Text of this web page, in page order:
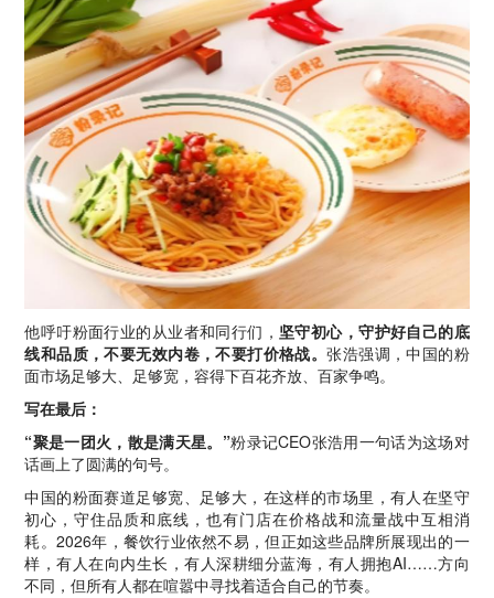
他呼吁粉面行业的从业者和同行们， 坚守初心，守护好自己的底
线和品质，不要无效内卷，不要打价格战。张浩强调，中国的粉
面市场足够大、足够宽，容得下百花齐放、百家争鸣。
写在最后：
“聚是一团火，散是满天星。”粉录记CEO张浩用一句话为这场对
话画上了圆满的句号。
中国的粉面赛道足够宽、足够大，在这样的市场里，有人在坚守
初心，守住品质和底线，也有门店在价格战和流量战中互相消
耗。2026年，餐饮行业依然不易，但正如这些品牌所展现出的一
样，有人在向内生长，有人深耕细分蓝海，有人拥抱AI……方向
不同，但所有人都在喧嚣中寻找着适合自己的节奏。